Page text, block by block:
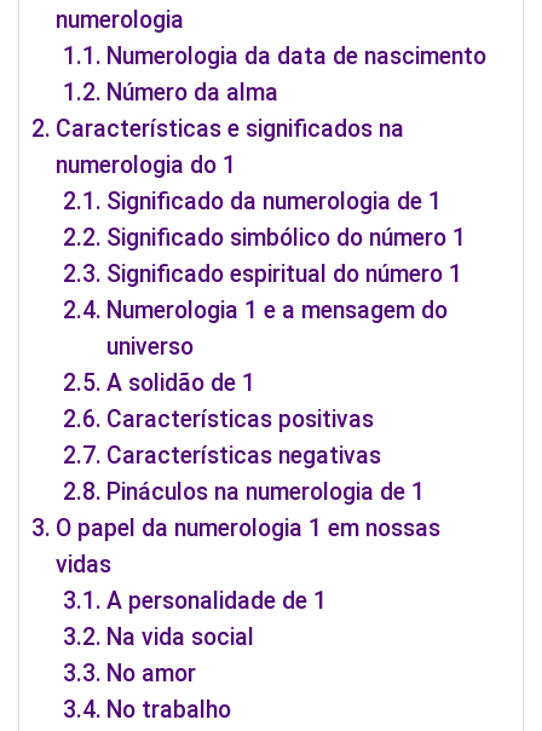
numerologia
Numerologia da data de nascimento
Número da alma
Características e significados na
numerologia do 1
Significado da numerologia de 1
Significado simbólico do número 1
Significado espiritual do número 1
Numerologia 1 e a mensagem do
universo
A solidão de 1
Características positivas
Características negativas
Pináculos na numerologia de 1
O papel da numerologia 1 em nossas
vidas
A personalidade de 1
Na vida social
No amor
No trabalho